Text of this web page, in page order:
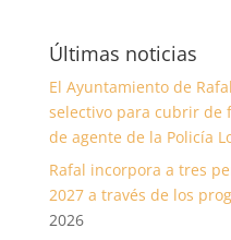
Últimas noticias
El Ayuntamiento de
selectivo para cubrir de
de agente de la Policía
Rafal incorpora a tres
2027 a través de los
2026